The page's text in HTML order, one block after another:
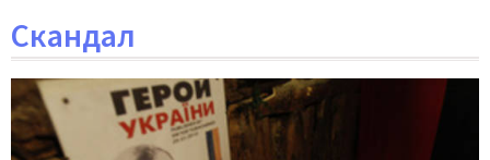
Скандал